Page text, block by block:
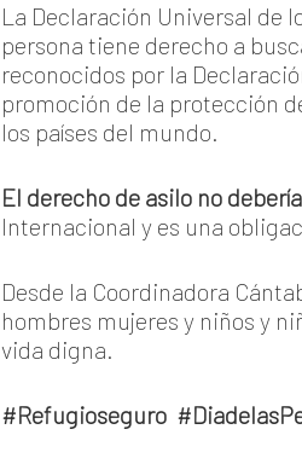
La Declaración Universal de
persona tiene derecho a
reconocidos por la
promoción de la protección
los países del mundo.
El derecho de asilo no
Internacional y es una
Desde la Coordinadora
hombres mujeres y niños y
vida digna.
#Refugioseguro